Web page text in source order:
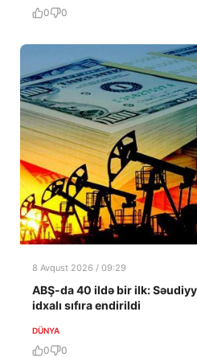
0 0
8 Avqust 2026 / 09:29
ABŞ-da 40 ildə bir ilk:
idxalı sıfıra endirildi
DÜNYA
0 0